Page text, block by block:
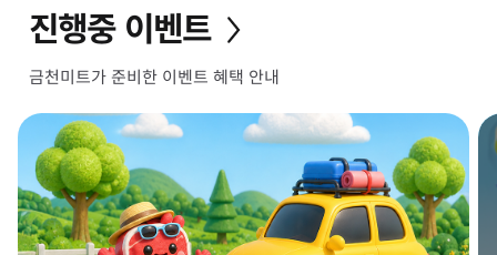
진행중 이벤트
금천미트가 준비한 이벤트 혜택 안내